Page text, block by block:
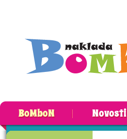
BoMboN Novosti